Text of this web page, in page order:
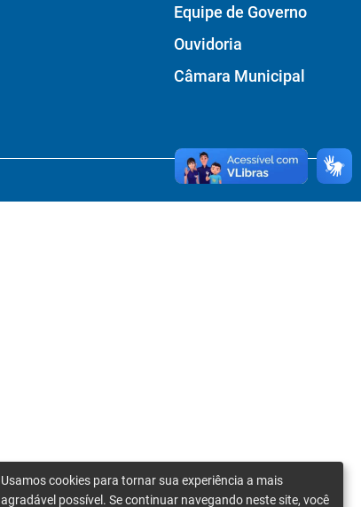
Equipe de Governo
Ouvidoria
Câmara Municipal
Usamos cookies para tornar sua experiência a mais
agradável possível. Se continuar navegando neste site, você